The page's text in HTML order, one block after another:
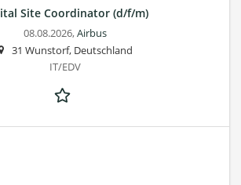
Site Coordinator (d/f/m)
08.08.2026,Airbus
31 Wunstorf, Deutschland
IT/EDV